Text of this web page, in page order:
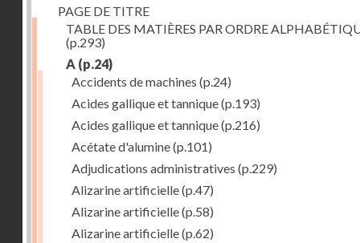
PAGE DE TITRE
TABLE DES MATIÈRES PAR ORDRE
(p.293)
A (p.24)
Accidents de machines (p.24)
Acides gallique et tannique(p.193)
Acides gallique et tannique(p.216)
Acétate d'alumine(p.101)
Adjudications administratives (p.229)
Alizarine artificielle(p.47)
Alizarine artificielle(p.58)
Alizarine artificielle(p.62)